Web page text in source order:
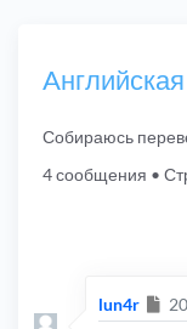
Собираюсь
4 сообщения •
lun4r